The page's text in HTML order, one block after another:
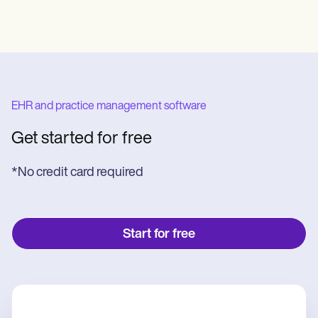
EHR and practice management software
Get started for free
*No credit card required
Start for free